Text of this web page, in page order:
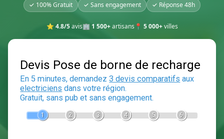
✓ 100% Gratuit ✓ Sans engagement ✓ Réponse 48h
⭐ 4.8/5avis🏢 1 500+artisans 📍 5 000+villes
Devis Pose de borne de
En 5 minutes, demandez3 devis comparatifs